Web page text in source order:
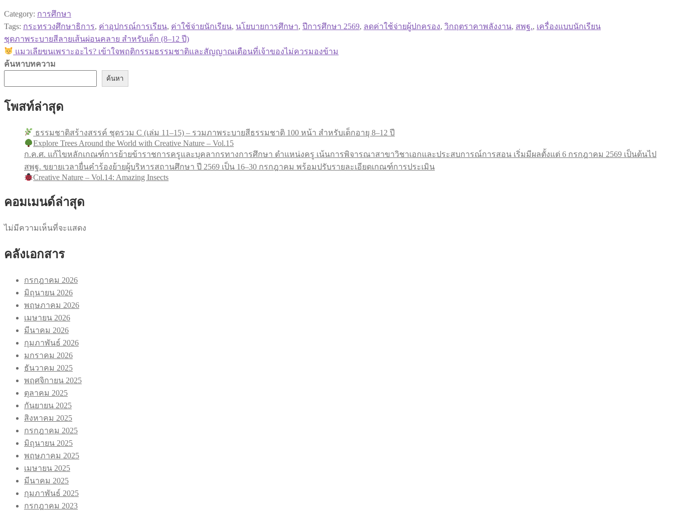
Category: การศึกษา
Tags: กระทรวงศึกษาธิการ, ค่าอุปกรณ์การเรียน, ค่าใช้จ่ายนักเรียน, นโยบายการศึกษา, ปีการศึกษา 2569, ลดค่าใช้จ่ายผู้ปกครอง, วิกฤตราคาพลังงาน, สพฐ., เครื่องแบบนักเรียน
แนะแนว
เรื่อง
Previous
post:
ชุดภาพระบายสีลายเส้นผ่อนคลาย สำหรับเด็ก (8–12 ปี)
Next
post:
แมวเลียขนเพราะอะไร? เข้าใจพฤติกรรมธรรมชาติและสัญญาณเตือนที่เจ้าของไม่ควรมองข้าม
ค้นหาบทความ
ค้นหา
โพสท์ล่าสุด
ธรรมชาติสร้างสรรค์ ชุดรวม C (เล่ม 11–15) – รวมภาพระบายสีธรรมชาติ 100 หน้า สำหรับเด็กอายุ 8–12 ปี
Explore Trees Around the World with Creative Nature – Vol.15
ก.ค.ศ. แก้ไขหลักเกณฑ์การย้ายข้าราชการครูและบุคลากรทางการศึกษา ตำแหน่งครู เน้นการพิจารณาสาขาวิชาเอกและประสบการณ์การสอน เริ่มมีผลตั้งแต่ 6 กรกฎาคม 2569 เป็นต้นไป
สพฐ. ขยายเวลายื่นคำร้องย้ายผู้บริหารสถานศึกษา ปี 2569 เป็น 16–30 กรกฎาคม พร้อมปรับรายละเอียดเกณฑ์การประเมิน
Creative Nature – Vol.14: Amazing Insects
คอมเมนด์ล่าสุด
ไม่มีความเห็นที่จะแสดง
คลังเอกสาร
กรกฎาคม 2026
มิถุนายน 2026
พฤษภาคม 2026
เมษายน 2026
มีนาคม 2026
กุมภาพันธ์ 2026
มกราคม 2026
ธันวาคม 2025
พฤศจิกายน 2025
ตุลาคม 2025
กันยายน 2025
สิงหาคม 2025
กรกฎาคม 2025
มิถุนายน 2025
พฤษภาคม 2025
เมษายน 2025
มีนาคม 2025
กุมภาพันธ์ 2025
กรกฎาคม 2023